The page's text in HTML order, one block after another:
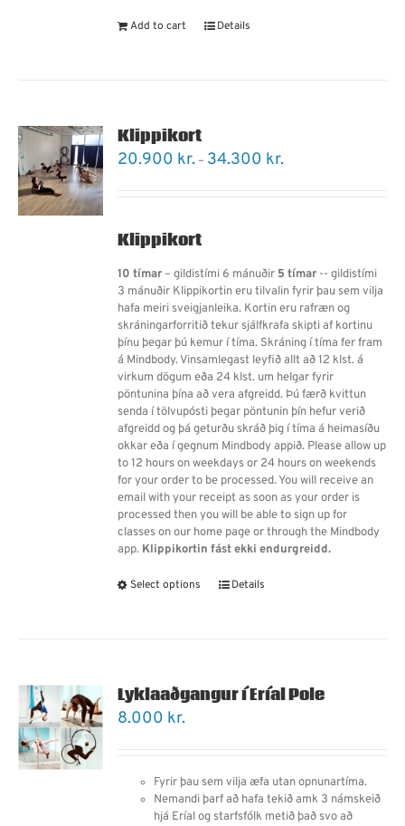
Add to cart Details
Klippikort
20.900 kr.– 34.300 kr.
Klippikort
10 tímar– gildistími 6 mánuðir 5 tímar -- gildistími
3 mánuðir Klippikortin eru tilvalin fyrir þau sem vilja
hafa meiri sveigjanleika. Kortin eru rafræn og
skráningarforritið tekur sjálfkrafa skipti af kortinu
þínu þegar þú kemur í tíma. Skráning í tíma fer fram
á Mindbody. Vinsamlegast leyfið allt að 12 klst. á
virkum dögum eða 24 klst. um helgar fyrir
pöntunina þína að vera afgreidd. Þú færð kvittun
senda í tölvupósti þegar pöntunin þín hefur verið
afgreidd og þá geturðu skráð þig í tíma á heimasíðu
okkar eða í gegnum Mindbody appið. Please allow up
to 12 hours on weekdays or 24 hours on weekends
for your order to be processed. You will receive an
email with your receipt as soon as your order is
processed then you will be able to sign up for
classes on our home page or through the Mindbody
app. Klippikortin fást ekki endurgreidd.
Select options Details
Lyklaaðgangur í Eríal Pole
8.000 kr.
Fyrir þau sem vilja æfa utan opnunartíma.
Nemandi þarfað hafa tekið amk 3 námskeið
hjá Eríal og starfsfólk metið það svo að